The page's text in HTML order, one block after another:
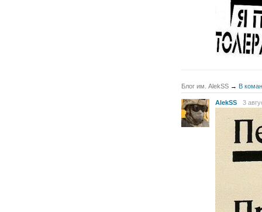
Блог им. AlekSS → В
AlekSS 3